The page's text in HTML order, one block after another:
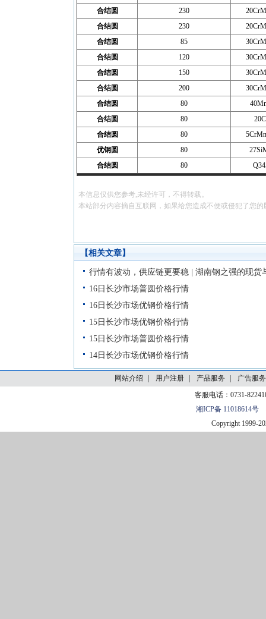
合结圆
230
合结圆
230
合结圆
85
合结圆
120
合结圆
150
合结圆
200
合结圆
80
合结圆
80
合结圆
80
优钢圆
80
合结圆
80
本信息仅供您参考,未经许可，不得转载。
本站部分内容摘自互联网，如果给您造成不便或侵犯了您
【相关文章】
网站介绍 用户注册 产品服务
广告服务
客服电话：0731-
湘ICP备 11018614号
Copyright 1999-